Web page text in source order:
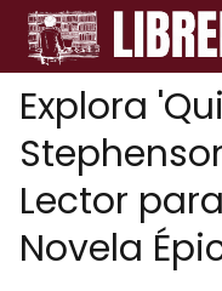
Explora
Lector
Novela